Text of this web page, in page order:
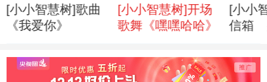
[小小智慧树]歌曲
《我爱你》
[小小智慧树]开场
歌舞《嘿嘿哈哈》
[小小
信箱